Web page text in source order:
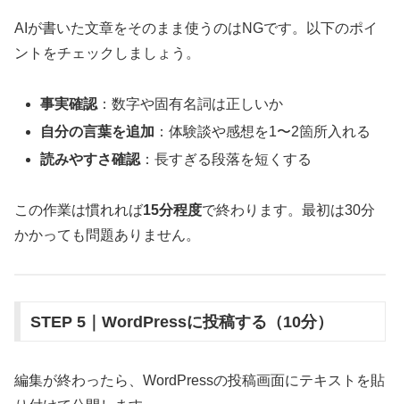
AIが書いた文章をそのまま使うのはNGです。以下のポイ
ントをチェックしましょう。
事実確認 ：数字や固有名詞は正しいか
自分の言葉を追加 ：体験談や感想を1〜2箇所入れる
読みやすさ確認 ：長すぎる段落を短くする
この作業は慣れれば15分程度で終わります。最初は30分
かかっても問題ありません。
STEP 5｜WordPressに投稿する（10分）
編集が終わったら、WordPressの投稿画面にテキストを貼